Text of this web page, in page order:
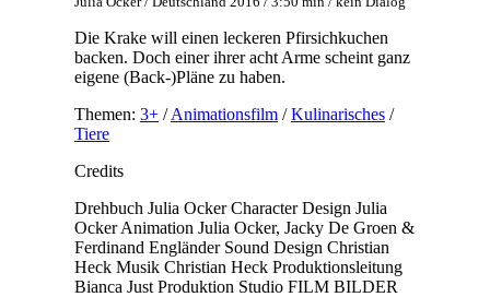
Die Krake will einen leckeren Pfirsichkuchen
backen. Doch einer ihrer acht Arme scheint ganz
eigene (Back-)Pläne zu haben.
Themen: 3+/Animationsfilm/Kulinarisches/
Tiere
Credits
Drehbuch Julia Ocker Character Design Julia
Ocker Animation Julia Ocker, Jacky De Groen &
Ferdinand Engländer Sound Design Christian
Heck Musik Christian Heck Produktionsleitung
Bianca Just Produktion Studio FILM BILDER